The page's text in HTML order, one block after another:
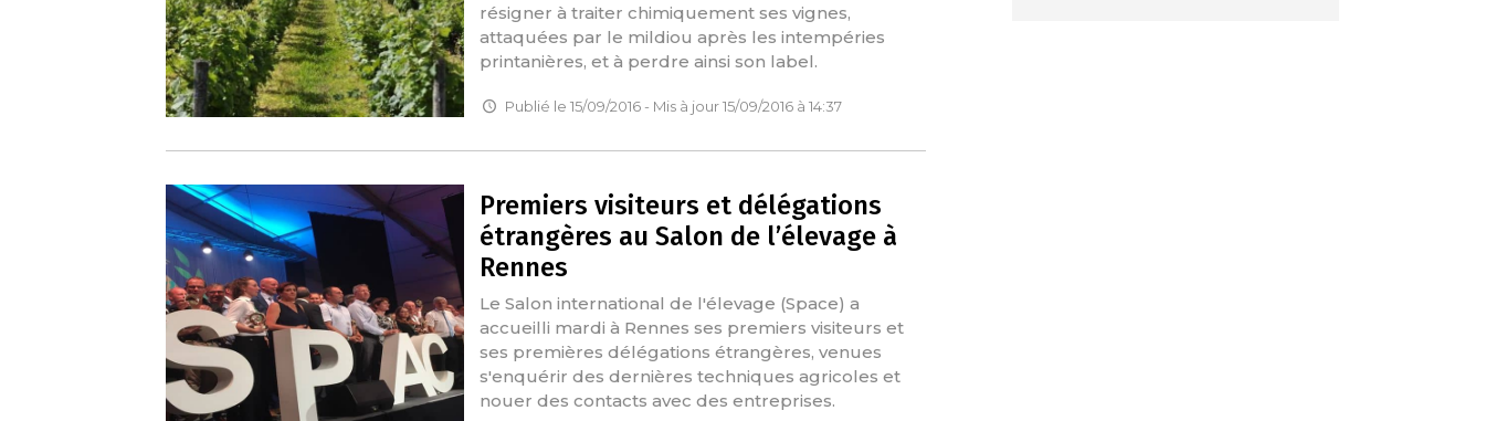
résigner à traiter chimiquement ses vignes,
attaquées par le mildiou après les intempéries
printanières, et à perdre ainsi son label.
Publié le 15/09/2016 - Mis à jour 15/09/2016 à 14:37
Premiers visiteurs et délégations
étrangères au Salon de l’élevage à
Rennes
Le Salon international de l'élevage (Space) a
accueilli mardi à Rennes ses premiers visiteurs et
ses premières délégations étrangères, venues
s'enquérir des dernières techniques agricoles et
nouer des contacts avec des entreprises.